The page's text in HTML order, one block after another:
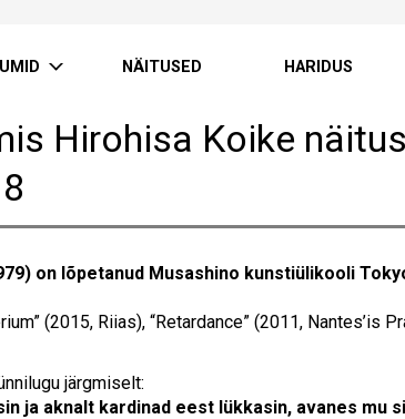
NÄITUSED HARIDUS
Hirohisa Koike
on lõpetanud Musashino kunstiülikooli
(2015, Riias), “Retardance” (2011, Nantes’is
järgmiselt:
ja aknalt kardinad eest lükkasin, avanes mu